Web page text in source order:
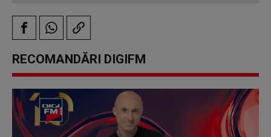
RECOMANDĂRI DIGIFM